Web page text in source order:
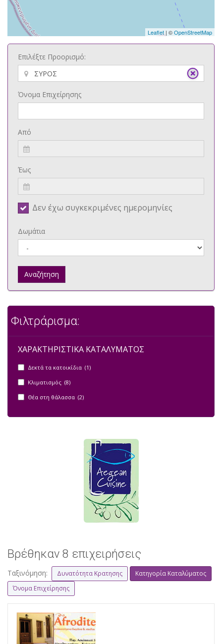
Leaflet | ©OpenStreetMap
Επιλέξτε Προορισμό:
Όνομα Επιχείρησης
Από
Έως
Δεν έχω συγκεκριμένες ημερομηνίες
Δωμάτια
Αναζήτηση
Φιλτράρισμα:
ΧΑΡΑΚΤΗΡΙΣΤΙΚΑ ΚΑΤΑΛΥΜΑΤΟΣ
Δεκτά τα κατοικίδια (1)
Κλιματισμός (8)
Θέα στη θάλασσα (2)
Βρέθηκαν 8 επιχειρήσεις
Ταξινόμηση: Δυνατότητα Κρατησης
Κατηγορία Καταλύματος
Όνομα Επιχείρησης